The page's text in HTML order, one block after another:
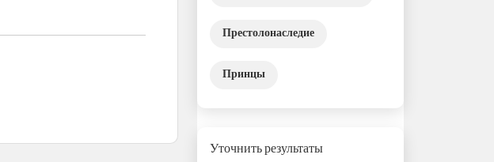
Престолонаследие
Принцы
Уточнить результаты